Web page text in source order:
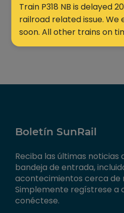
Train P318 NB is delayed
railroad related issue.
soon. All other trains on
Boletín SunRail
Reciba las últimas noticias
bandeja de entrada,
acontecimientos cerca de
Simplemente regístrese a
conéctese.